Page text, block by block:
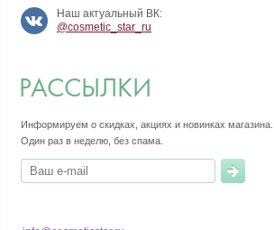
Наш актуальный ВК:
@cosmetic_star_ru
РАССЫЛКИ
Информируем о скидках, акциях и новинках магазина.
Один раз в неделю, без спама.